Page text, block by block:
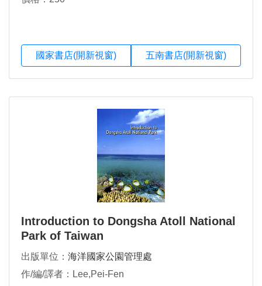
國家書店(開新視窗) 五南書店(開新視窗)
Introduction to Dongsha Atoll National
Park of Taiwan
出版單位： 海洋國家公園管理處
作/編/譯者：Lee,Pei-Fen